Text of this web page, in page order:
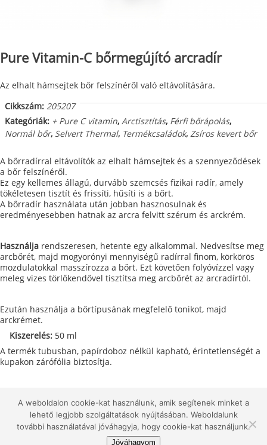
Pure Vitamin-C bőrmegújító arcradír
Az elhalt hámsejtek bőr felszínéről való eltávolítására.
Cikkszám: 205207
Kategóriák: + Pure C vitamin, Arctisztítás, Férfi bőrápolás,
Normál bőr, Selvert Thermal, Termékcsaládok, Zsíros kevert bőr
A bőrradírral eltávolítók az elhalt hámsejtek és a szennyeződések
a bőr felszínéről.
Ez egy kellemes állagú, durvább szemcsés fizikai radír, amely
tökéletesen tisztít és frissíti, hűsíti is a bőrt.
A bőrradír használata után jobban hasznosulnak és
eredményesebben hatnak az arcra felvitt szérum és arckrém.
Használja rendszeresen, hetente egy alkalommal. Nedvesítse meg
arcbőrét, majd mogyorónyi mennyiségű radírral finom, körkörös
mozdulatokkal masszírozza a bőrt. Ezt követően folyóvízzel vagy
meleg vizes törlőkendővel tisztítsa meg arcbőrét az arcradírtól.
Ezután használja a bőrtípusának megfelelő tonikot, majd
arckrémet.
Kiszerelés: 50 ml
A termék tubusban, papírdoboz nélkül kapható, érintetlenségét a
kupakon zárófólia biztosítja.
Copyright © 2026, Selvert Thermal Főoldal
A weboldalon cookie-kat használunk, amik segítenek minket a
lehető legjobb szolgáltatások nyújtásában. Weboldalunk
további használatával jóváhagyja, hogy cookie-kat használjunk.
Jóváhagyom